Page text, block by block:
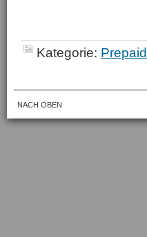
Kategorie: Prepaid
NACH OBEN